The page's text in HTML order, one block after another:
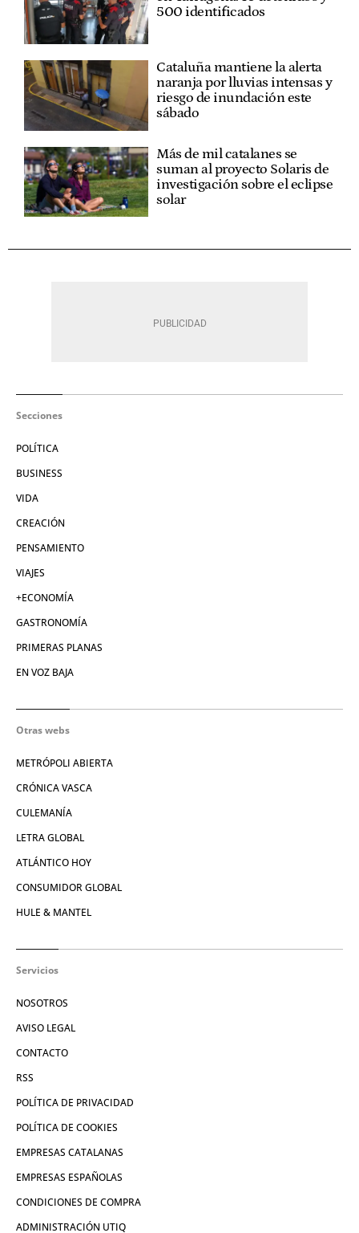
500 identificados
Cataluña mantiene la alerta
naranja por lluvias intensas y
riesgo de inundación este
sábado
Más de mil catalanes se
suman al proyecto Solaris de
investigación sobre el eclipse
solar
Secciones
POLÍTICA
BUSINESS
VIDA
CREACIÓN
PENSAMIENTO
VIAJES
+ECONOMÍA
GASTRONOMÍA
PRIMERAS PLANAS
EN VOZ BAJA
Otras webs
METRÓPOLI ABIERTA
CRÓNICA VASCA
CULEMANÍA
LETRA GLOBAL
ATLÁNTICO HOY
CONSUMIDOR GLOBAL
HULE & MANTEL
Servicios
NOSOTROS
AVISO LEGAL
CONTACTO
RSS
POLÍTICA DE PRIVACIDAD
POLÍTICA DE COOKIES
EMPRESAS CATALANAS
EMPRESAS ESPAÑOLAS
CONDICIONES DE COMPRA
ADMINISTRACIÓN UTIQ